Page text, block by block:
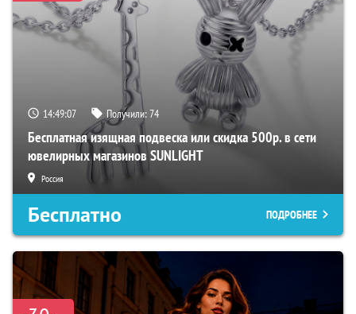
14:49:06 Получили:74
Бесплатная изящная подвеска или скидка 500р. в сети
ювелирных магазинов SUNLIGHT
Россия
Бесплатно ПОДРОБНЕЕ